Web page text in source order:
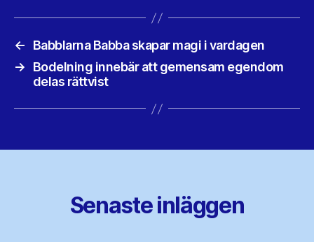
←
Babblarna Babba skapar magi i vardagen
→
Bodelning innebär att gemensam egendom
delas rättvist
Senaste inläggen